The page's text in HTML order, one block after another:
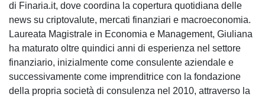
di Finaria.it, dove coordina la copertura quotidiana delle
news su criptovalute, mercati finanziari e macroeconomia.
Laureata Magistrale in Economia e Management, Giuliana
ha maturato oltre quindici anni di esperienza nel settore
finanziario, inizialmente come consulente aziendale e
successivamente come imprenditrice con la fondazione
della propria società di consulenza nel 2010, attraverso la